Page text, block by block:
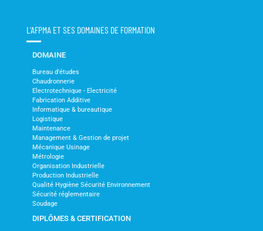
L'AFPMA ET SES DOMAINES DE FORMATION
DOMAINE
Bureau d'études
Chaudronnerie
Electrotechnique - Electricité
Fabrication Additive
Informatique & bureautique
Logistique
Maintenance
Management & Gestion de projet
Mécanique Usinage
Métrologie
Organisation Industrielle
Production Industrielle
Qualité Hygiène Sécurité Environnement
Sécurité réglementaire
Soudage
DIPLÔMES & CERTIFICATION